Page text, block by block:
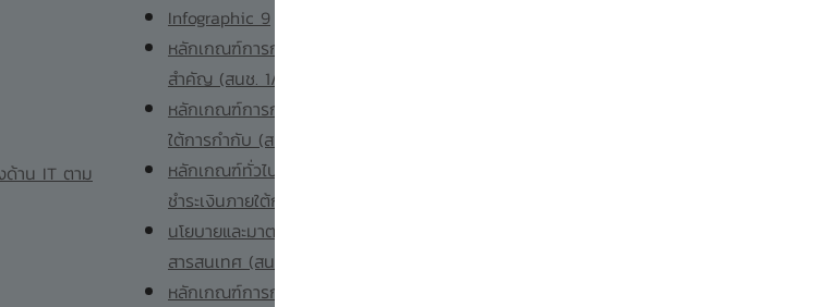
ด้าน IT ตาม
Infographic 9
หลักเกณฑ์การกำกับดูแลผู้ให้บริการระบบการชำระเงินที่มีความ
สำคัญ (สนช. 1/2561)
หลักเกณฑ์การกำกับดูแลการประกอบธุรกิจระบบการชำระเงินภาย
ใต้การกำกับ (สนช. 4/2561)
หลักเกณฑ์ทั่วไปในการกำกับดูแลการประกอบธุรกิจบริการการ
ชำระเงินภายใต้การกำกับ (สนช. 6/2561)
นโยบายและมาตรการการรักษาความมั่นคงปลอดภัยทางระบบ
สารสนเทศ (สนช. 11/2561)
หลักเกณฑ์การกำกับดูแลความเสี่ยงด้านเทคโนโลยีสารสนเทศ